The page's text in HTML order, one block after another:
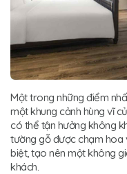
Một trong những điểm
một khung cảnh hùng vĩ
có thể tận hưởng không
tường gỗ được chạm hoa
biệt, tạo nên một không
khách.